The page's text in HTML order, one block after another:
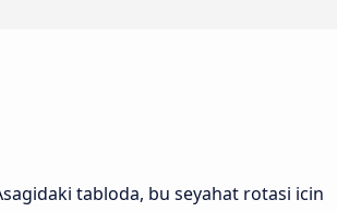
tabloda, bu seyahat rotasi icin